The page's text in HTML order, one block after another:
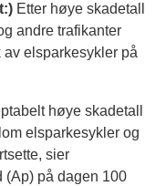
Etter høye skadetall
andre trafikanter
elsparkesykler på
høye skadetall
elsparkesykler og
sier
(Ap) på dagen 100